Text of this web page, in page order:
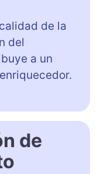
de la
del
a un
de